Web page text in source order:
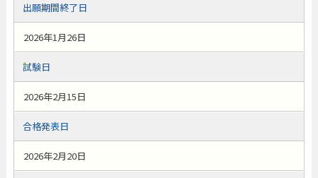
出願期間終了日
2026年1月26日
試験日
2026年2月15日
合格発表日
2026年2月20日